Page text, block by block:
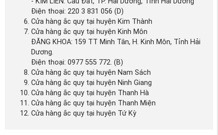
Điện thoại: 220 3 831 056 (D)
Cửa hàng ắc quy tại huyện Kim Thành
Cửa hàng ắc quy tại huyện Kinh Môn
ĐĂNG KHOA: 159 TT Minh Tân, H. Kinh Môn, Tỉnh Hải
Dương.
Điện thoại: 0977 555 772. (B)
Cửa hàng ắc quy tại huyện Nam Sách
Cửa hàng ắc quy tại huyện Ninh Giang
Cửa hàng ắc quy tại huyện Thanh Hà
Cửa hàng ắc quy tại huyện Thanh Miện
Cửa hàng ắc quy tại huyện Tứ Kỳ